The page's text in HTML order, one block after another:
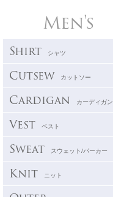
Men's
Shirt シャツ
Cutsew カットソー
Cardigan カーディガン
Vest ベスト
Sweat スウェット/パーカー
Knit ニット